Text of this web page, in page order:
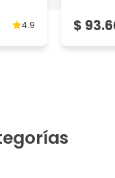
4.9 $